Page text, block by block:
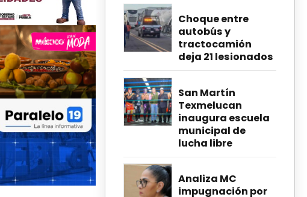
Choque entre
autobús y
tractocamión
deja 21 lesionados
San Martín
Texmelucan
inaugura escuela
municipal de
lucha libre
Analiza MC
impugnación por